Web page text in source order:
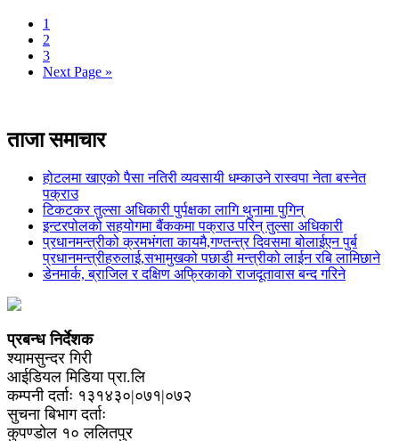
1
2
3
Next Page »
ताजा समाचार
होटलमा खाएको पैसा नतिरी व्यवसायी धम्काउने रास्वपा नेता बस्नेत
पक्राउ
टिकटकर तुल्सा अधिकारी पुर्पक्षका लागि थुनामा पुगिन्
इन्टरपोलको सहयोगमा बैंककमा पक्राउ परिन् तुल्सा अधिकारी
प्रधानमन्त्रीको क्रमभंगता कायमै,गण्तन्त्र दिवसमा बोलाईएन पुर्ब
प्रधानमन्त्रीहरुलाई,सभामुखको पछाडी मन्त्रीको लाईन रबि लामिछाने
डेनमार्क, ब्राजिल र दक्षिण अफ्रिकाको राजदूतावास बन्द गरिने
प्रबन्ध निर्देशक
श्यामसुन्दर गिरी
आईडियल मिडिया प्रा.लि
कम्पनी दर्ताः १३१४३०|०७१|०७२
सुचना बिभाग दर्ताः
कुपण्डोल १० ललितपुर